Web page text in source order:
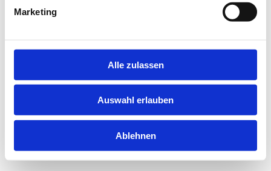
Marketing
Alle zulassen
Auswahl erlauben
Ablehnen